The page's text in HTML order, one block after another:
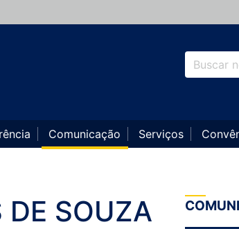
Comunicação Serviços
DE SOUZA